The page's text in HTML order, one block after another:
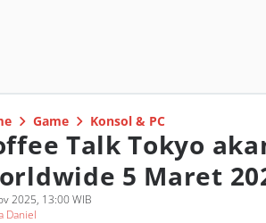
Game Konsol & PC
Talk Tokyo
5 Maret
2025, 13:00 WIB
Daniel